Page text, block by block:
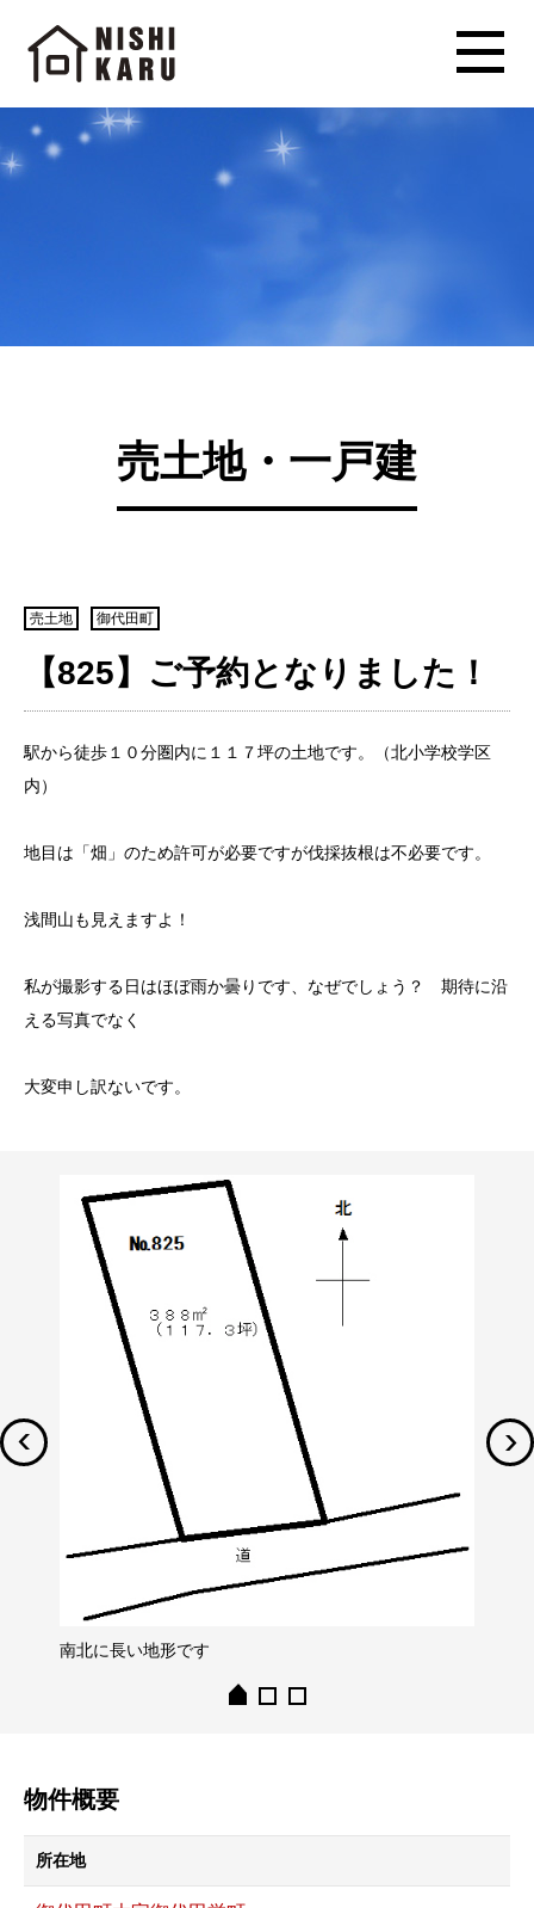
売土地・一戸建
売土地 御代田町
【825】ご予約となりました！
駅から徒歩１０分圏内に１１７坪の土地です。（北小学校学区
内）
地目は「畑」のため許可が必要ですが伐採抜根は不必要です。
浅間山も見えますよ！
私が撮影する日はほぼ雨か曇りです、なぜでしょう？ 期待に沿
える写真でなく
大変申し訳ないです。
南北に長い地形です
物件概要
所在地